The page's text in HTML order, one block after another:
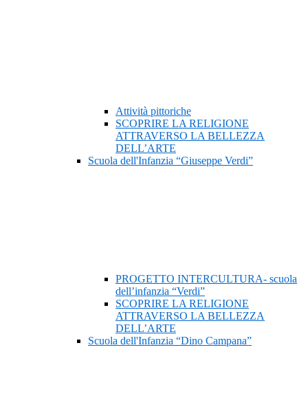
Attività pittoriche
SCOPRIRE LA RELIGIONE
ATTRAVERSO LA BELLEZZA
DELL’ARTE
Scuola dell'Infanzia “Giuseppe Verdi”
PROGETTO INTERCULTURA- scuola
dell’infanzia “Verdi”
SCOPRIRE LA RELIGIONE
ATTRAVERSO LA BELLEZZA
DELL’ARTE
Scuola dell'Infanzia “Dino Campana”